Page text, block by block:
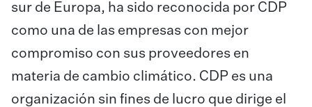
sur de Europa, ha sido reconocida por CDP
como una de las empresas con mejor
compromiso con sus proveedores en
materia de cambio climático. CDP es una
organización sin fines de lucro que dirige el